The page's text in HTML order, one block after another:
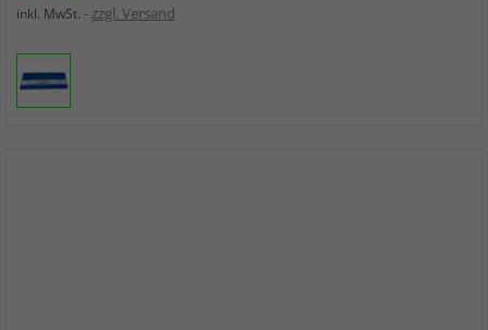
inkl. MwSt. zzgl. Versand